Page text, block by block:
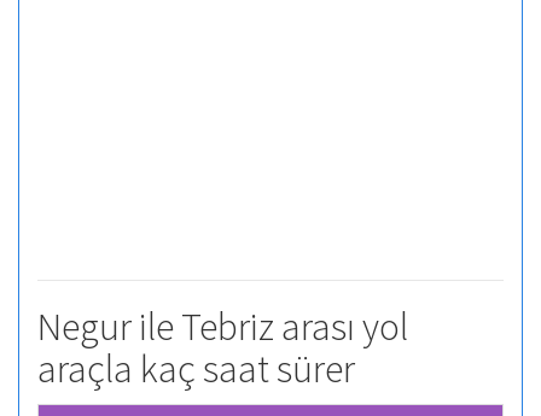
Negur ile Tebriz arası yol
araçla kaç saat sürer